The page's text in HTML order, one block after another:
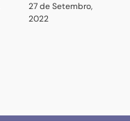
27 de Setembro,
2022